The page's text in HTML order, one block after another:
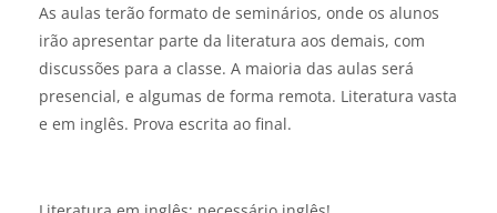
As aulas terão formato de seminários, onde os alunos
irão apresentar parte da literatura aos demais, com
discussões para a classe. A maioria das aulas será
presencial, e algumas de forma remota. Literatura vasta
e em inglês. Prova escrita ao final.